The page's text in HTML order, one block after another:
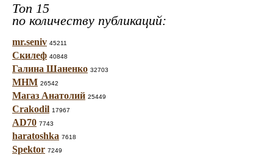
Топ 15
по количеству публикаций:
mr.seniv 45211
Скилеф 40848
Галина Шаненко 32703
МНМ 26542
Магаз Анатолий 25449
Crakodil 17967
AD70 7743
haratoshka 7618
Spektor 7249